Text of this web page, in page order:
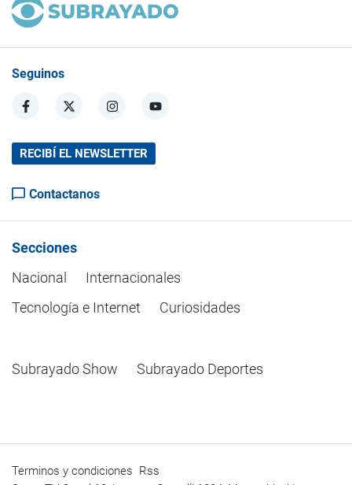
Seguinos
RECIBÍ EL NEWSLETTER
Contactanos
Secciones
Nacional
Internacionales
Tecnología e Internet
Curiosidades
Subrayado Show Subrayado Deportes
Terminos y condiciones Rss